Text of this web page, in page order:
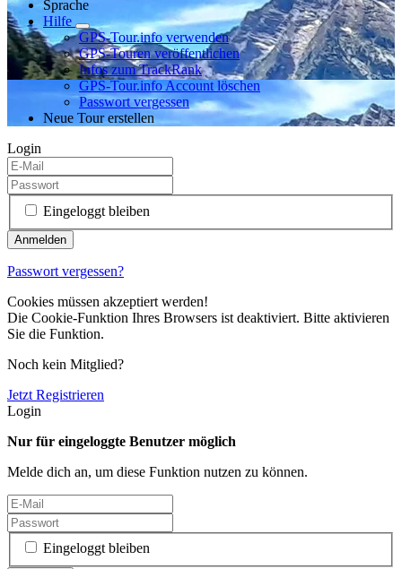
Sprache
Hilfe
GPS-Tour.info verwenden
GPS-Touren veröffentlichen
Infos zum TrackRank
GPS-Tour.info Account löschen
Passwort vergessen
Neue Tour erstellen
Login
Eingeloggt bleiben
Passwort vergessen?
Cookies müssen akzeptiert werden!
Die Cookie-Funktion Ihres Browsers ist deaktiviert. Bitte aktivieren
Sie die Funktion.
Noch kein Mitglied?
Jetzt Registrieren
Login
Nur für eingeloggte Benutzer möglich
Melde dich an, um diese Funktion nutzen zu können.
Eingeloggt bleiben